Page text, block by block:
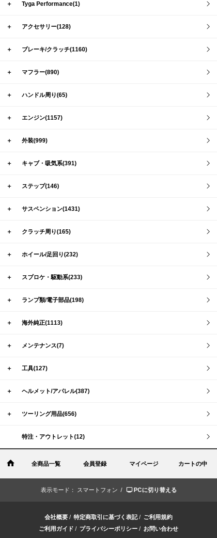
＋ Tyga Performance(1)
＋ アクセサリー(128)
＋ ブレーキ/クラッチ(1160)
＋ マフラー(890)
＋ ハンドル周り(65)
＋ エンジン(1157)
＋ 外装(999)
＋ キャブ・吸気系(391)
＋ ステップ(146)
＋ サスペンション(1431)
＋ クラッチ周り(165)
＋ ホイール/足回り(232)
＋ スプロケ・駆動系(233)
＋ ランプ類/電子部品(198)
＋ 海外純正(1113)
＋ メンテナンス(7)
＋ 工具(127)
＋ ヘルメット/アパレル(387)
＋ ツーリング用品(656)
特注・アウトレット(12)
全商品一覧 会員登録 マイページ カートの中
表示モード： スマートフォン / PCに切り替える
会社概要 / 特定商取引に基づく表記/ ご利用規約
ご利用ガイド / プライバシーポリシー / お問い合わせ